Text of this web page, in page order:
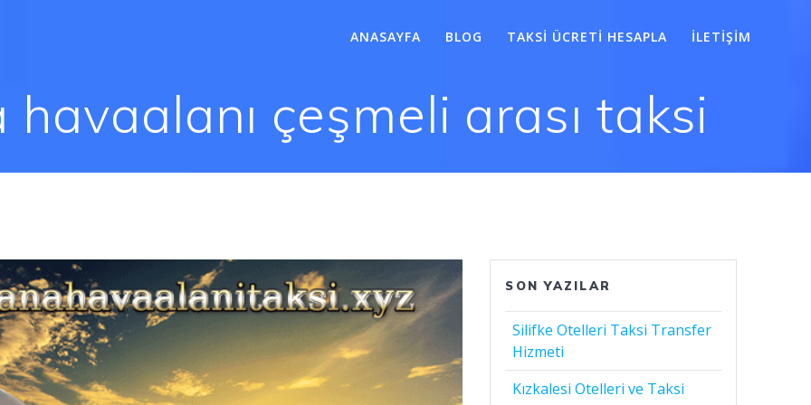
ANASAYFA BLOG TAKSI ÜCRETI HESAPLA İLETIŞIM
havaalanı çeşmeli arası taksi
SON YAZILAR
Silifke Otelleri Taksi Transfer
Hizmeti
Kızkalesi Otelleri ve Taksi